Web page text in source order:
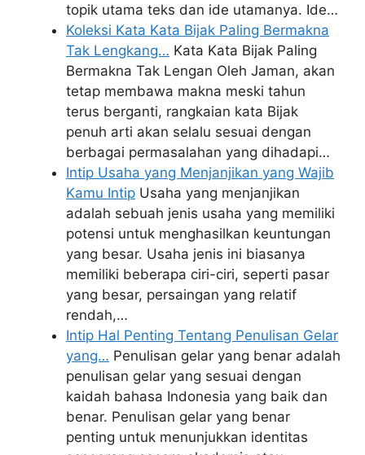
topik utama teks dan ide utamanya. Ide…
Koleksi Kata Kata Bijak Paling Bermakna
Tak Lengkang… Kata Kata Bijak Paling
Bermakna Tak Lengan Oleh Jaman, akan
tetap membawa makna meski tahun
terus berganti, rangkaian kata Bijak
penuh arti akan selalu sesuai dengan
berbagai permasalahan yang dihadapi…
Intip Usaha yang Menjanjikan yang Wajib
Kamu Intip Usaha yang menjanjikan
adalah sebuah jenis usaha yang memiliki
potensi untuk menghasilkan keuntungan
yang besar. Usaha jenis ini biasanya
memiliki beberapa ciri-ciri, seperti pasar
yang besar, persaingan yang relatif
rendah,…
Intip Hal Penting Tentang Penulisan Gelar
yang… Penulisan gelar yang benar adalah
penulisan gelar yang sesuai dengan
kaidah bahasa Indonesia yang baik dan
benar. Penulisan gelar yang benar
penting untuk menunjukkan identitas